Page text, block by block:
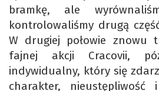
bramkę, ale
kontrolowaliśmy drugą
W drugiej połowie znowu
fajnej akcji Cracovii,
indywidualny, który się
charakter,